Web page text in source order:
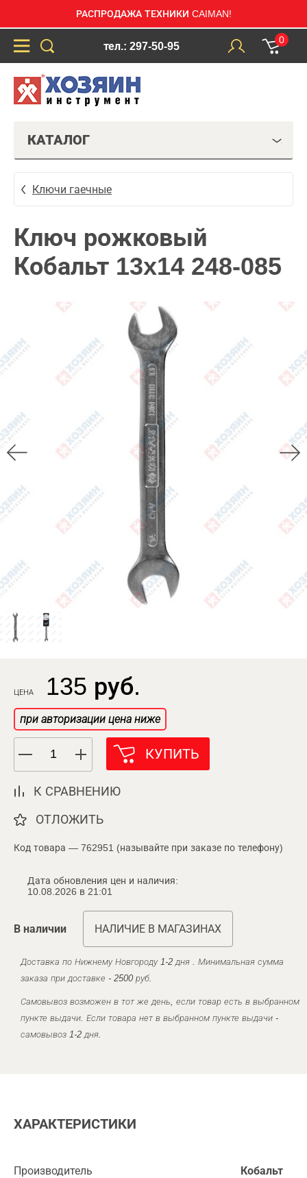
РАСПРОДАЖА ТЕХНИКИ CAIMAN!
тел.: 297-50-95
0
КАТАЛОГ
Ключи гаечные
Ключ рожковый
Кобальт 13x14 248-085
ЦЕНА 135 руб.
при авторизации цена ниже
КУПИТЬ
К СРАВНЕНИЮ
ОТЛОЖИТЬ
Код товара — 762951 (называйте при заказе по телефону)
Дата обновления цен и наличия:
10.08.2026 в 21:01
В наличии НАЛИЧИЕ В МАГАЗИНАХ
Доставка по Нижнему Новгороду 1-2 дня . Минимальная сумма
заказа при доставке - 2500 руб.
Самовывоз возможен в тот же день, если товар есть в выбранном
пункте выдачи. Если товара нет в выбранном пункте выдачи -
самовывоз 1-2 дня.
ХАРАКТЕРИСТИКИ
Производитель Кобальт